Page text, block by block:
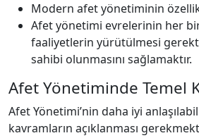
Modern afet yönetiminin
Afet yönetimi evrelerinin her
faaliyetlerin yürütülmesi
sahibi olunmasını sağlamaktır.
Afet Yönetiminde Temel
Afet Yönetimi’nin daha iyi
kavramların açıklanması